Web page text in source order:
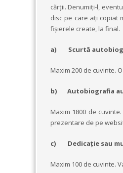
cărții. Denumiți-l,
disc pe care ați copiat
fișierele create, la final.
a) Scurtă
Maxim 200 de cuvinte.
b) Autobiografia
Maxim 1800 de
prezentare de pe
c) Dedicație sau
Maxim 100 de cuvinte.